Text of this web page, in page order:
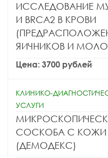
ИССЛЕДОВАНИЕ
И BRCA2 В КРОВИ
ЯИЧНИКОВ И
Цена: 3700 рублей
КЛИНИКО-
УСЛУГИ
СОСКОБА С КОЖИ
(ДЕМОДЕКС)